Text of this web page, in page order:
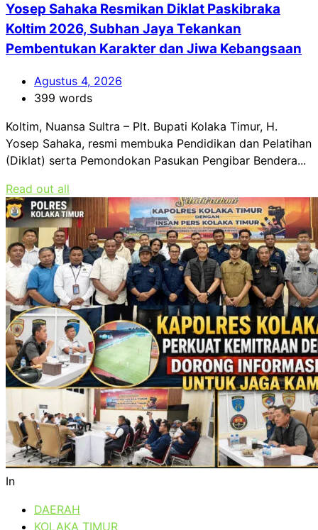
Yosep Sahaka Resmikan Diklat Paskibraka
Koltim 2026, Subhan Jaya Tekankan
Pembentukan Karakter dan Jiwa Kebangsaan
Agustus 4, 2026
399 words
Koltim, Nuansa Sultra – Plt. Bupati Kolaka Timur, H.
Yosep Sahaka, resmi membuka Pendidikan dan Pelatihan
(Diklat) serta Pemondokan Pasukan Pengibar Bendera...
Read out all
In
DAERAH
KOLAKA TIMUR